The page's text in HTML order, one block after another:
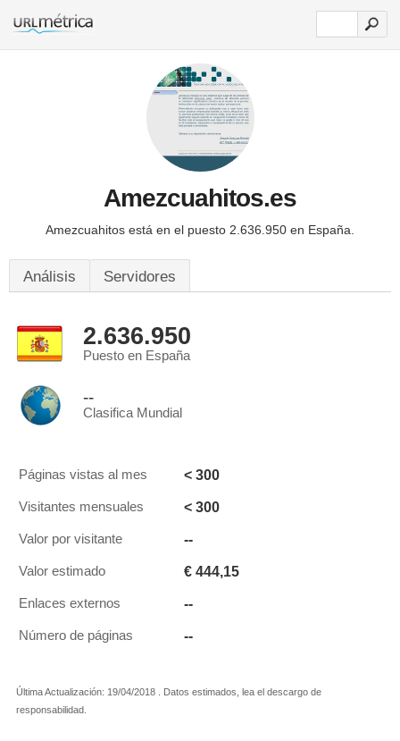
Amezcuahitos.es
Amezcuahitos está en el puesto 2.636.950 en España.
Análisis Servidores
2.636.950
Puesto en España
--
Clasifica Mundial
Páginas vistas al mes < 300
Visitantes mensuales < 300
Valor por visitante --
Valor estimado € 444,15
Enlaces externos --
Número de páginas --
Última Actualización: 19/04/2018 . Datos estimados, lea el descargo de
responsabilidad.